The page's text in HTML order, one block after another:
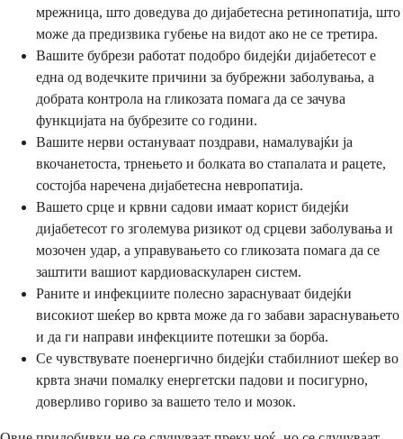
мрежница, што доведува до дијабетесна ретинопатија, што
може да предизвика губење на видот ако не се третира.
Вашите бубрези работат подобро бидејќи дијабетесот е
една од водечките причини за бубрежни заболувања, а
добрата контрола на гликозата помага да се зачува
функцијата на бубрезите со години.
Вашите нерви остануваат поздрави, намалувајќи ја
вкочанетоста, трнењето и болката во стапалата и рацете,
состојба наречена дијабетесна невропатија.
Вашето срце и крвни садови имаат корист бидејќи
дијабетесот го зголемува ризикот од срцеви заболувања и
мозочен удар, а управувањето со гликозата помага да се
заштити вашиот кардиоваскуларен систем.
Раните и инфекциите полесно зараснуваат бидејќи
високиот шеќер во крвта може да го забави зараснувањето
и да ги направи инфекциите потешки за борба.
Се чувствувате поенергично бидејќи стабилниот шеќер во
крвта значи помалку енергетски падови и посигурно,
доверливо гориво за вашето тело и мозок.